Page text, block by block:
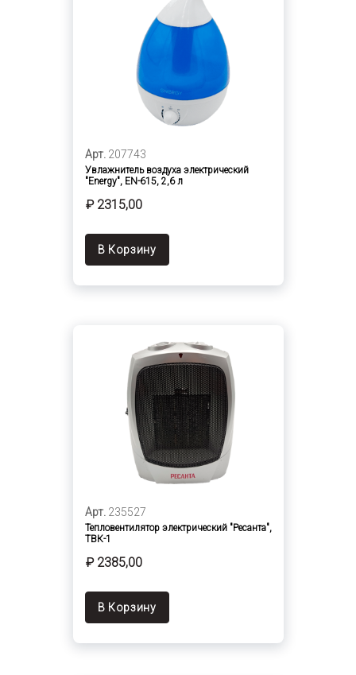
Арт. 207743
Увлажнитель воздуха электрический
"Energy", EN-615, 2,6 л
₽ 2315,00
В Корзину
Арт. 235527
Тепловентилятор электрический "Ресанта",
ТВК-1
₽ 2385,00
В Корзину